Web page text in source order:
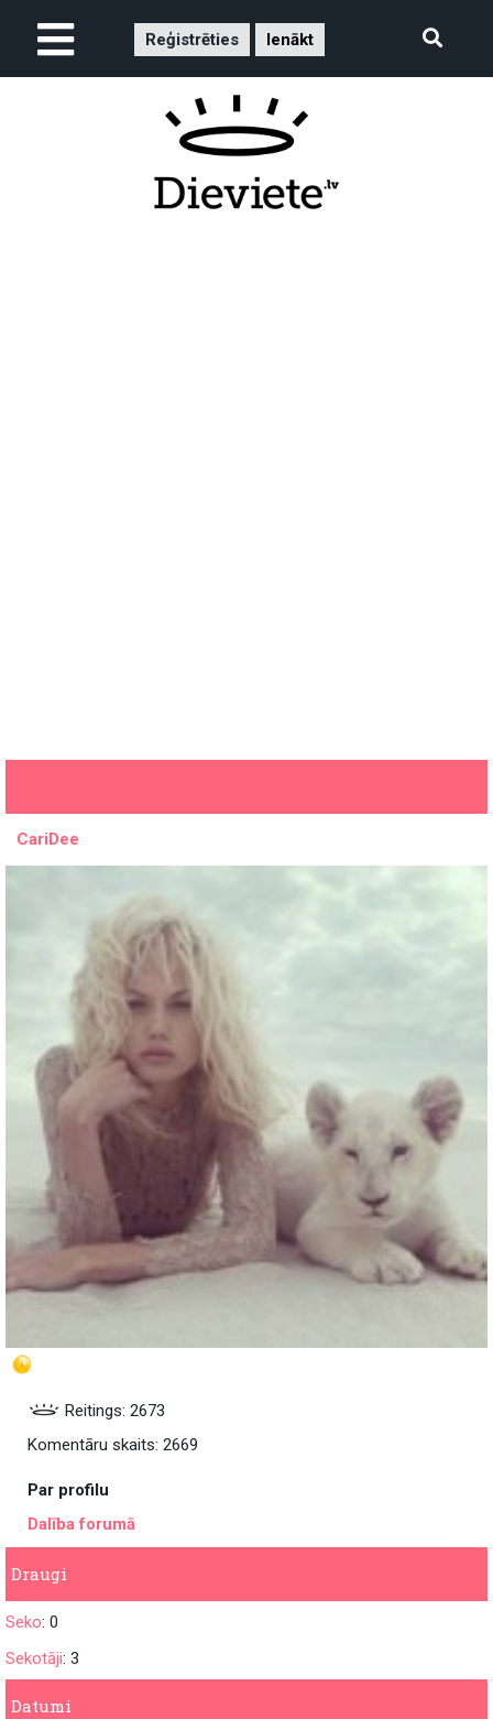
Reģistrēties Ienākt
CariDee
Reitings: 2673
Komentāru skaits: 2669
Par profilu
Dalība forumā
Draugi
Seko: 0
Sekotāji: 3
Datumi